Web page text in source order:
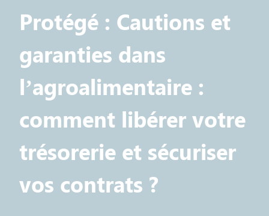
Protégé : Cautions et
garanties dans
l’agroalimentaire :
comment libérer votre
trésorerie et sécuriser
vos contrats ?